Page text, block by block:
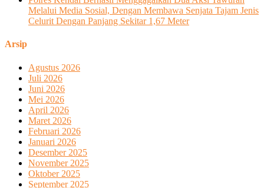
Melalui Media Sosial, Dengan Membawa Senjata Tajam Jenis
Celurit Dengan Panjang Sekitar 1,67 Meter
Arsip
Agustus 2026
Juli 2026
Juni 2026
Mei 2026
April 2026
Maret 2026
Februari 2026
Januari 2026
Desember 2025
November 2025
Oktober 2025
September 2025